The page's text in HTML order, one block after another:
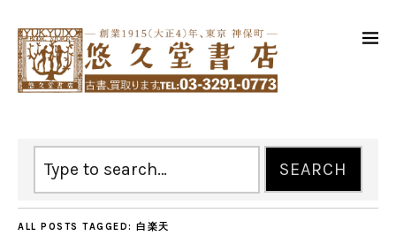
ALL POSTS TAGGED: 白楽天